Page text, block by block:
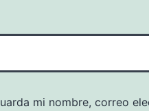
mi nombre, correo